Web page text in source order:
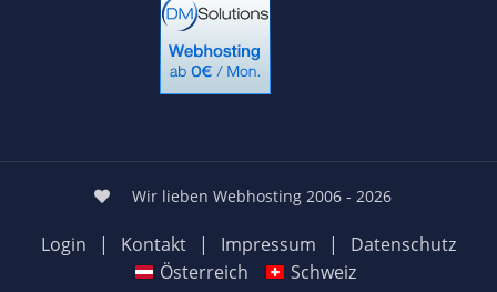
Wir lieben Webhosting 2006 - 2026
Login | Kontakt | Impressum |
Datenschutz
Österreich
Schweiz